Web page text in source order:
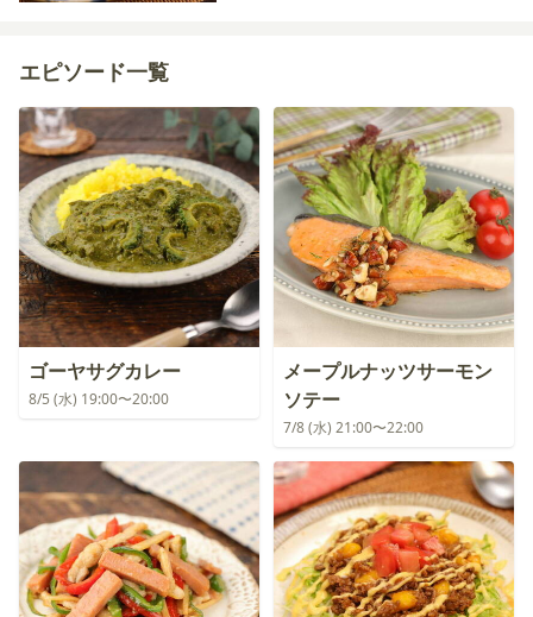
エピソード一覧
ゴーヤサグカレー
8/5 (水) 19:00〜20:00
メープルナッツサーモン
ソテー
7/8 (水) 21:00〜22:00